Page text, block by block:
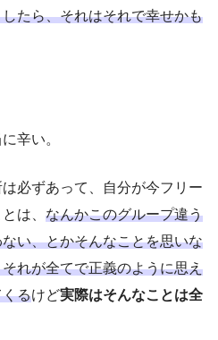
たら、それはそれで幸せかも
辛い。
必ずあって、自分が今フリー
は、 なんかこのグループ違う
い、とかそんなことを思いな
れが全てで正義のように思え
るけど実際はそんなことは全